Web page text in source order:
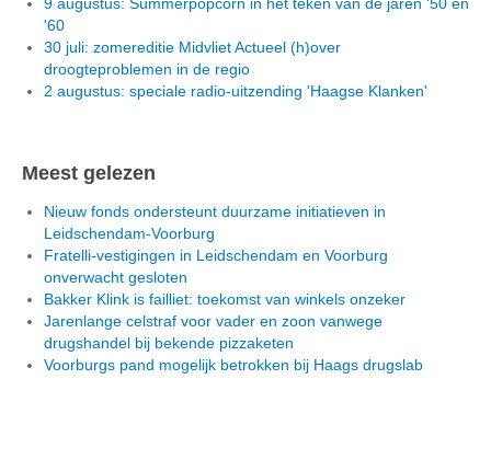
'60
30 juli: zomereditie Midvliet Actueel (h)over
droogteproblemen in de regio
2 augustus: speciale radio-uitzending 'Haagse Klanken'
Meest gelezen
Nieuw fonds ondersteunt duurzame initiatieven in
Leidschendam-Voorburg
Fratelli-vestigingen in Leidschendam en Voorburg
onverwacht gesloten
Bakker Klink is failliet: toekomst van winkels onzeker
Jarenlange celstraf voor vader en zoon vanwege
drugshandel bij bekende pizzaketen
Voorburgs pand mogelijk betrokken bij Haags drugslab